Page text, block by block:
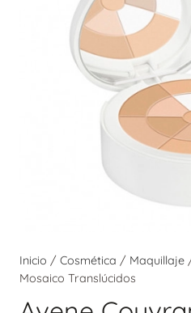
Inicio / Cosmética / Maquillaje
Mosaico Translúcidos